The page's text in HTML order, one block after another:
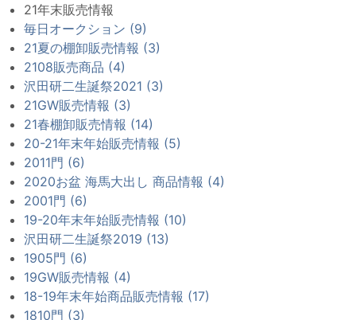
21年末販売情報
毎日オークション (9)
21夏の棚卸販売情報 (3)
2108販売商品 (4)
沢田研二生誕祭2021 (3)
21GW販売情報 (3)
21春棚卸販売情報 (14)
20-21年末年始販売情報 (5)
2011門 (6)
2020お盆 海馬大出し 商品情報 (4)
2001門 (6)
19-20年末年始販売情報 (10)
沢田研二生誕祭2019 (13)
1905門 (6)
19GW販売情報 (4)
18-19年末年始商品販売情報 (17)
1810門 (3)